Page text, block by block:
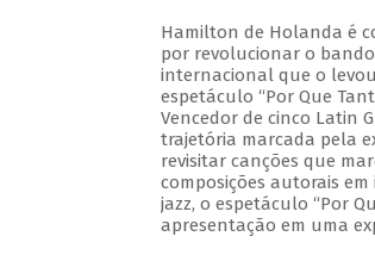
Hamilton de Holanda é
por revolucionar o
internacional que o
espetáculo “Por Que
Vencedor de cinco Latin
trajetória marcada pela
revisitar canções que
composições autorais
jazz, o espetáculo “Por
apresentação em uma